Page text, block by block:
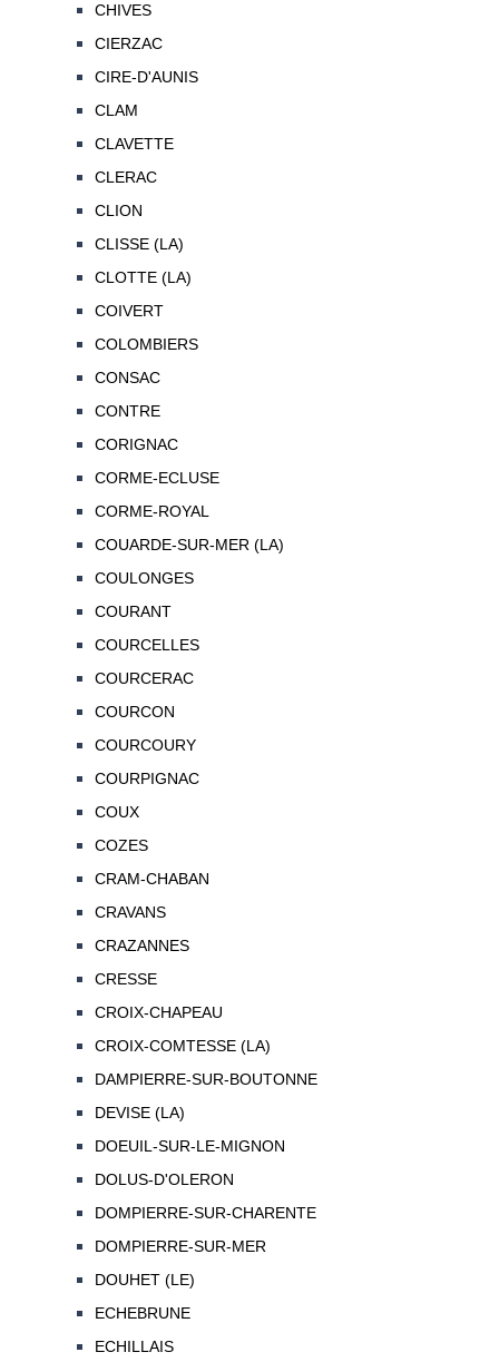
CHIVES
CIERZAC
CIRE-D'AUNIS
CLAM
CLAVETTE
CLERAC
CLION
CLISSE (LA)
CLOTTE (LA)
COIVERT
COLOMBIERS
CONSAC
CONTRE
CORIGNAC
CORME-ECLUSE
CORME-ROYAL
COUARDE-SUR-MER (LA)
COULONGES
COURANT
COURCELLES
COURCERAC
COURCON
COURCOURY
COURPIGNAC
COUX
COZES
CRAM-CHABAN
CRAVANS
CRAZANNES
CRESSE
CROIX-CHAPEAU
CROIX-COMTESSE (LA)
DAMPIERRE-SUR-BOUTONNE
DEVISE (LA)
DOEUIL-SUR-LE-MIGNON
DOLUS-D'OLERON
DOMPIERRE-SUR-CHARENTE
DOMPIERRE-SUR-MER
DOUHET (LE)
ECHEBRUNE
ECHILLAIS